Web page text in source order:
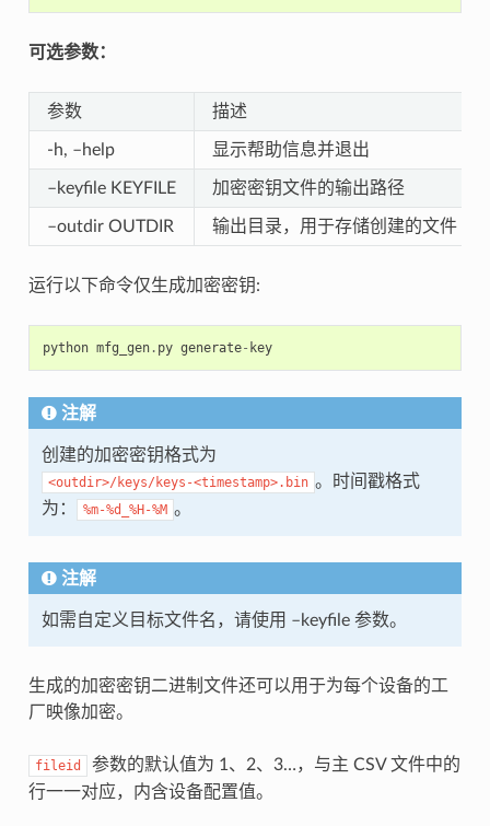
可选参数：
参数 描述
-h, –help 显示帮助信息并退出
–keyfile KEYFILE 加密密钥文件的输出路径
–outdir OUTDIR 输出目录，用于存储创建的文件（
运行以下命令仅生成加密密钥:
python mfg_gen. py generate- key
注解
创建的加密密钥格式为
<outdir>/keys/keys-<timestamp>.bin 。时间戳格式
为：
%m-%d_%H-%M 。
注解
如需自定义目标文件名，请使用 –keyfile 参数。
生成的加密密钥二进制文件还可以用于为每个设备的工
厂映像加密。
fileid
参数的默认值为 1、2、3…，与主 CSV 文件中的
行一一对应，内含设备配置值。